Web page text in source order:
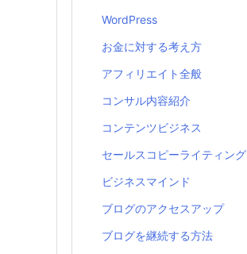
WordPress
お金に対する考え方
アフィリエイト全般
コンサル内容紹介
コンテンツビジネス
セールスコピーライティング
ビジネスマインド
ブログのアクセスアップ
ブログを継続する方法